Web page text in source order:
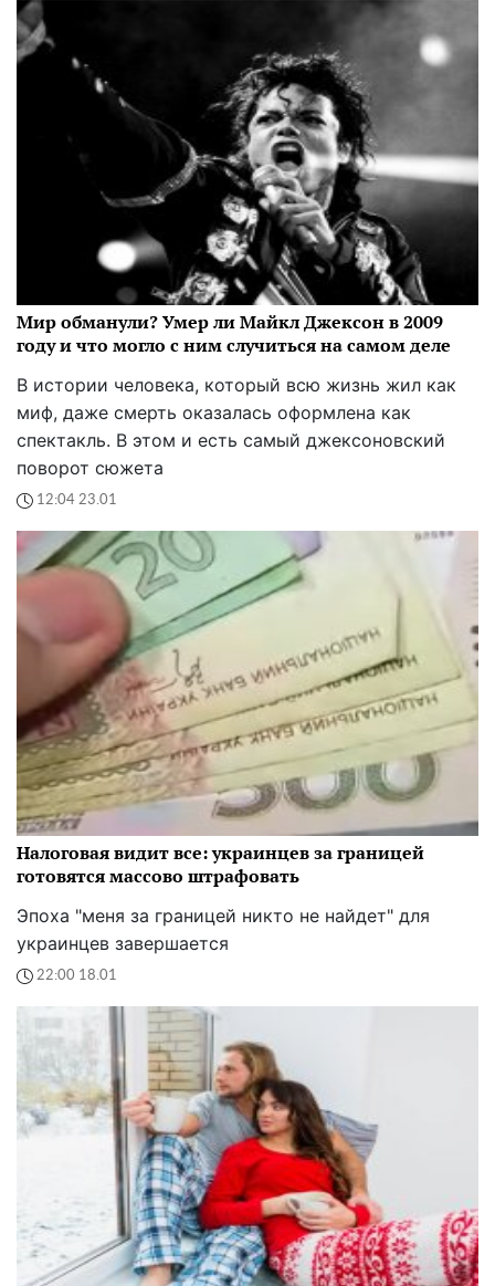
Мир обманули? Умер ли Майкл Джексон в 2009
году и что могло с ним случиться на самом деле
В истории человека, который всю жизнь жил как
миф, даже смерть оказалась оформлена как
спектакль. В этом и есть самый джексоновский
поворот сюжета
12:04 23.01
Налоговая видит все: украинцев за границей
готовятся массово штрафовать
Эпоха "меня за границей никто не найдет" для
украинцев завершается
22:00 18.01